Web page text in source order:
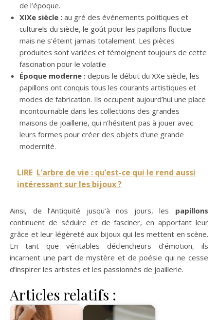
de l’époque.
XIXe siècle : au gré des événements politiques et
culturels du siècle, le goût pour les papillons fluctue
mais ne s’éteint jamais totalement. Les pièces
produites sont variées et témoignent toujours de cette
fascination pour le volatile
Époque moderne : depuis le début du XXe siècle, les
papillons ont conquis tous les courants artistiques et
modes de fabrication. Ils occupent aujourd’hui une place
incontournable dans les collections des grandes
maisons de joaillerie, qui n’hésitent pas à jouer avec
leurs formes pour créer des objets d’une grande
modernité.
LIRE L’arbre de vie : qu’est-ce qui le rend aussi
intéressant sur les bijoux ?
Ainsi, de l’Antiquité jusqu’à nos jours, les papillons
continuent de séduire et de fasciner, en apportant leur
grâce et leur légèreté aux bijoux qui les mettent en scène.
En tant que véritables déclencheurs d’émotion, ils
incarnent une part de mystère et de poésie qui ne cesse
d’inspirer les artistes et les passionnés de joaillerie.
Articles relatifs :